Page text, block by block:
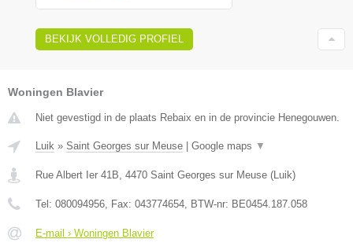
BEKIJK VOLLEDIG PROFIEL
Woningen Blavier
Niet gevestigd in de plaats Rebaix en in de provincie Henegouwen.
Luik » Saint Georges sur Meuse Google maps ▼
Rue Albert Ier 41B 4470 Saint Georges sur Meuse ( Luik)
Tel: 080094956 , Fax: 043774654 , BTW-nr: BE0454.187.058
E-mail › Woningen Blavier